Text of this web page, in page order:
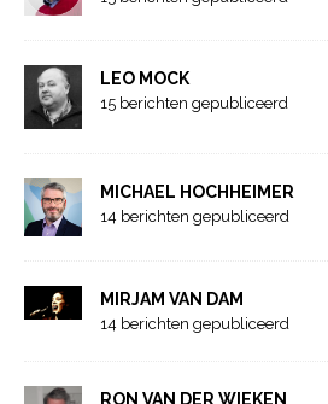
LEO MOCK
15 berichten gepubliceerd
MICHAEL HOCHHEIMER
14 berichten gepubliceerd
MIRJAM VAN DAM
14 berichten gepubliceerd
RON VAN DER WIEKEN